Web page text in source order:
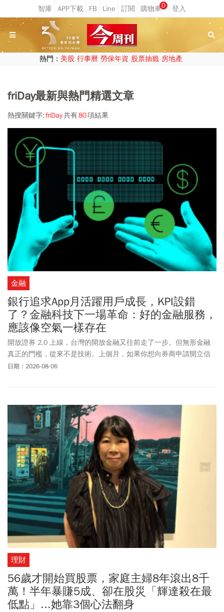
0
熱門： 美股 行事曆 勞保年資 股票抽籤 房地產
friDay最新與熱門精選文章
熱搜關鍵字:friDay共有80項結果
金融
銀行追求App月活躍用戶成長，KPI設錯
了？金融科技下一場革命：好的金融服務，
應該像空氣一樣存在
開放證券 2.0 上線，台灣的開放金融又往前走了一步。但無形金融
真正的門檻，從來不是技術。上個月，如果你想向券商申請開立信
用交易帳戶，而你的資產分散在三家券商，你要做的事情是：分別
日期：2026-08-06
理財
56歲才開始買股票，家庭主婦8年滾出8千
萬！半年暴賺5成、卻在股災「輝達殺在最
低點」...她靠3個心法翻身